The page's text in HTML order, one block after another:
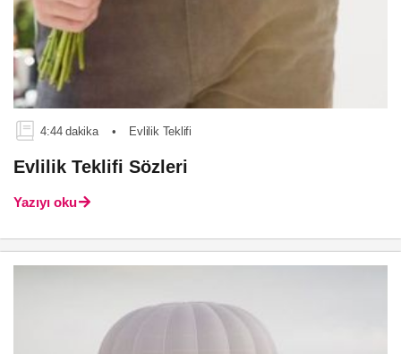
4:44 dakika • Evlilik Teklifi
Evlilik Teklifi Sözleri
Yazıyı oku